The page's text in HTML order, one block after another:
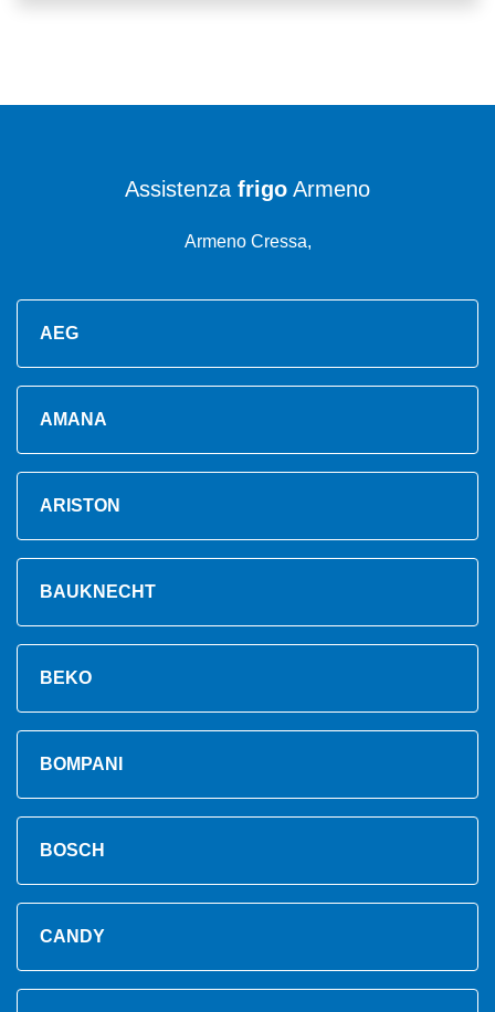
Assistenza frigo Armeno
Armeno Cressa,
AEG
AMANA
ARISTON
BAUKNECHT
BEKO
BOMPANI
BOSCH
CANDY